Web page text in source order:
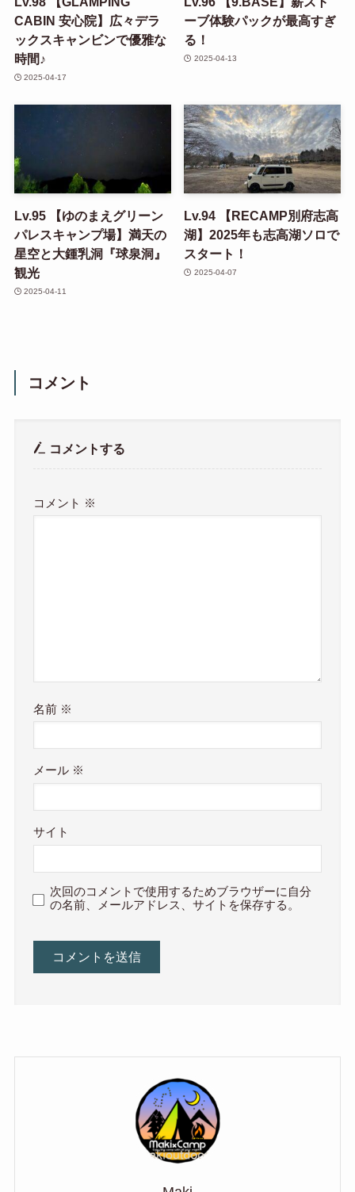
CABIN 安心院】広々デラ
ックスキャンビンで優雅な
時間♪
2025-04-17
ーブ体験パックが最高すぎ
る！
2025-04-13
Lv.95 【ゆのまえグリーン
パレスキャンプ場】満天の
星空と大鍾乳洞『球泉洞』
観光
2025-04-11
Lv.94 【RECAMP別府志高
湖】2025年も志高湖ソロで
スタート！
2025-04-07
コメント
コメントする
コメント ※
名前 ※
メール ※
サイト
次回のコメントで使用するためブラウザーに自分
の名前、メールアドレス、サイトを保存する。